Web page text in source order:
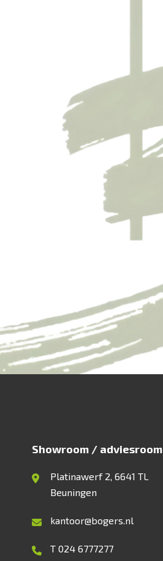
Showroom / adviesroom
Platinawerf 2, 6641 TL
Beuningen
kantoor@bogers.nl
T 024 6777277